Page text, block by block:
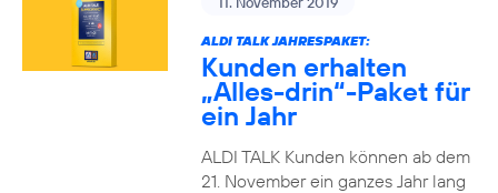
ALDI TALK JAHRESPAKET:
Kunden erhalten
„Alles-drin“-Paket für
ein Jahr
ALDI TALK Kunden können ab dem
21. November ein ganzes Jahr lang